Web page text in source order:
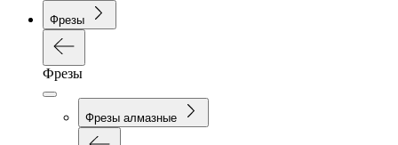
Фрезы
Фрезы
Фрезы алмазные